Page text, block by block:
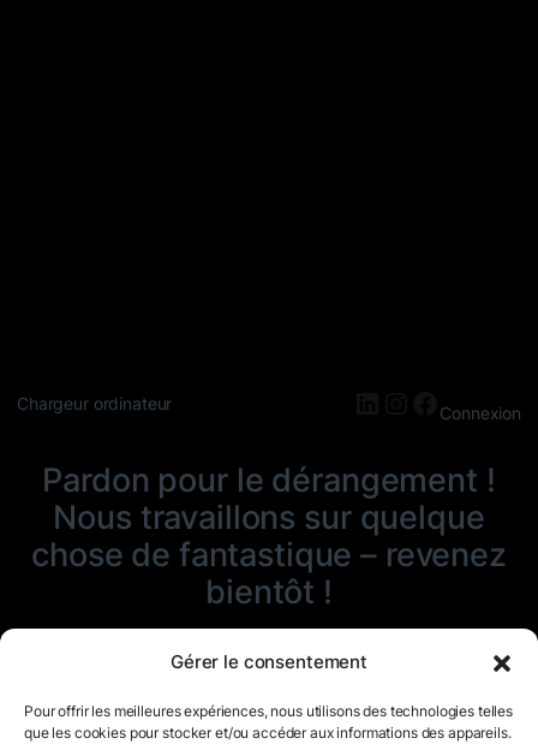
Gérer le consentement
Pour offrir les meilleures expériences, nous utilisons des technologies telles
que les cookies pour stocker et/ou accéder aux informations des appareils.
Chargeur ordinateur LinkedIn
Instagram
Connexion
Pardon pour le dérangement !
Nous travaillons sur quelque
chose de fantastique – revenez
bientôt !